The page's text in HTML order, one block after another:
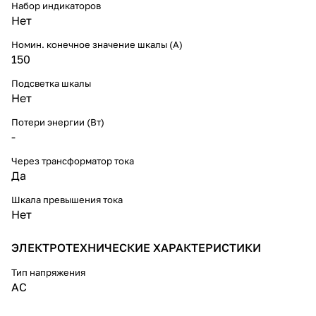
полей, катушка и сердечники
защищены металлическим
Набор индикаторов
Нет
Номин. конечное значение шкалы (А)
150
Подсветка шкалы
Нет
Потери энергии (Вт)
-
Через трансформатор тока
Да
Шкала превышения тока
Нет
ЭЛЕКТРОТЕХНИЧЕСКИЕ ХАРАКТЕРИСТИКИ
Тип напряжения
AC